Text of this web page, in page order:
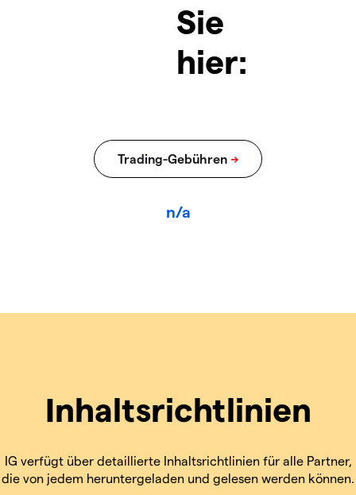
Sie
hier:
n/a
Inhaltsrichtlinien
IG verfügt über detaillierte Inhaltsrichtlinien für alle Partner,
die von jedem heruntergeladen und gelesen werden können.